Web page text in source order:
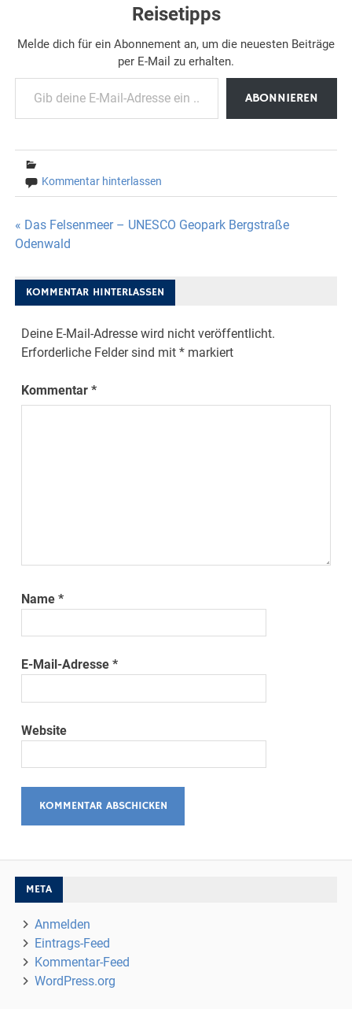
Reisetipps
Melde dich für ein Abonnement an, um die neuesten Beiträge
per E-Mail zu erhalten.
Gib deine E-Mail-Adresse ein ...
ABONNIEREN
Kommentar hinterlassen
Beitragsnavigation
« Das Felsenmeer – UNESCO Geopark Bergstraße
Odenwald
KOMMENTAR HINTERLASSEN
Deine E-Mail-Adresse wird nicht veröffentlicht.
Erforderliche Felder sind mit* markiert
Kommentar*
Name*
E-Mail-Adresse*
Website
META
Anmelden
Eintrags-Feed
Kommentar-Feed
WordPress.org